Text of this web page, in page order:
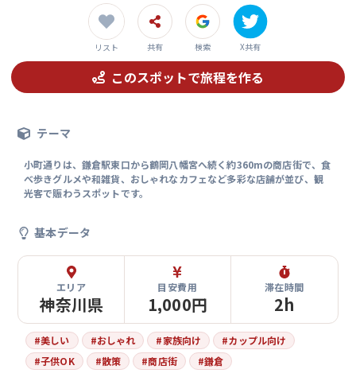
リスト 共有 検索 X共有
このスポットで旅程を作る
テーマ
小町通りは、鎌倉駅東口から鶴岡八幡宮へ続く約360mの商店街で、食
べ歩きグルメや和雑貨、おしゃれなカフェなど多彩な店舗が並び、観
光客で賑わうスポットです。
基本データ
エリア
神奈川県
目安費用
1,000円
滞在時間
2h
#美しい #おしゃれ #家族向け #カップル向け
#子供OK #散策 #商店街 #鎌倉